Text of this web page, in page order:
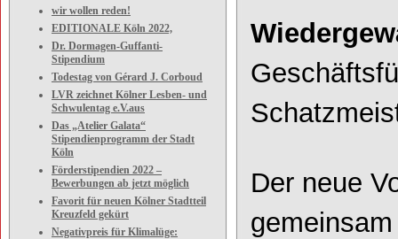
wir wollen reden!
EDITIONALE Köln 2022,
Dr. Dormagen-Guffanti-
Stipendium
Todestag von Gérard J. Corboud
LVR zeichnet Kölner Lesben- und
Schwulentag e.V.aus
Das „Atelier Galata“
Stipendienprogramm der Stadt
Köln
Förderstipendien 2022 –
Bewerbungen ab jetzt möglich
Favorit für neuen Kölner Stadtteil
Kreuzfeld gekürt
Negativpreis für Klimalüge:
Der neue